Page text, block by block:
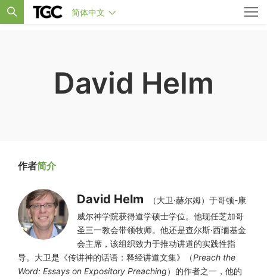
简体中文
David Helm
作者简介
David Helm
（大卫·赫尔姆）于哥顿-康
威尔神学院获得道学硕士学位。他现任芝加哥
圣三一教会带领牧师。他还是查尔斯·西缅基金
会主席，该组织致力于推动讲道的实践性指
导。大卫是《传讲神的话语：释经讲道文集》（Preach the
Word: Essays on Expository Preaching）的作者之一，他的